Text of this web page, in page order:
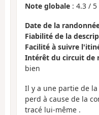
Note globale : 4.3 / 5
Date de la
Fiabilité de la
Facilité à suivre
Intérêt du circuit de
bien
Il y a une partie de
perd à cause de la
tracé lui-même .